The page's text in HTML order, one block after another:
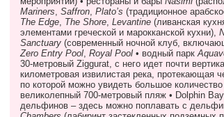
Mariners Saffron Plato’s (традиционное
The Edge The Shore Levantine (ливанская
элементами греческой и марокканской кухни),
Sanctuary (современный ночной клуб,
Zero Entry Pool Royal Pool • водный парк
30-метровый Ziggurat , с него идет почти
километровая извилистая река, протекающая
по которой можно увидеть большое
великолепный 700-метровый пляж • Dolphin Bay
дельфинов – здесь можно поплавать с